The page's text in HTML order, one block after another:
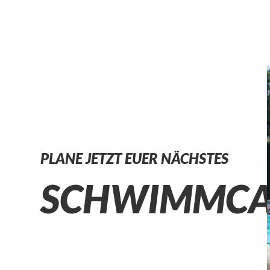
PLANE JETZT EUER NÄCHSTES